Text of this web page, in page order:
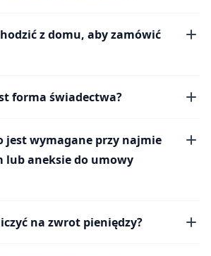
z domu, aby zamówić
forma świadectwa?
jest wymagane przy najmie
aneksie do umowy
na zwrot pieniędzy?